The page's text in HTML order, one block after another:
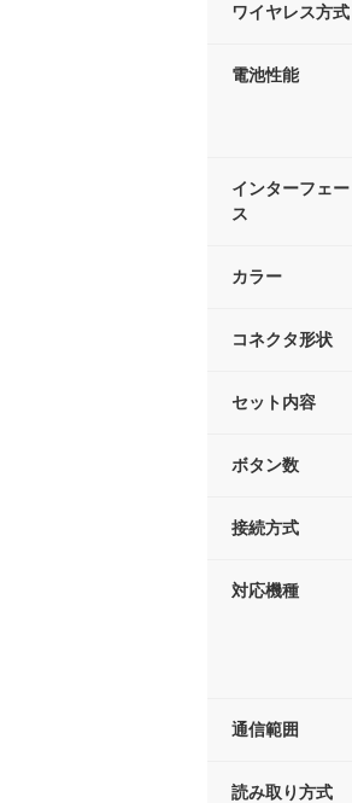
ワイヤレス方式
電池性能
インターフェー
ス
カラー
コネクタ形状
セット内容
ボタン数
接続方式
対応機種
通信範囲
読み取り方式